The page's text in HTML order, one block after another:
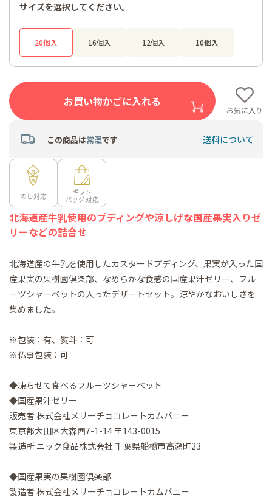
サイズを選択してください。
20個入 16個入 12個入 10個入
お買い物かごに入れる
お気に入り
この商品は常温です 送料について
北海道産牛乳使用のプディングや涼しげな国産果実入りゼ
リーなどの詰合せ
北海道産の牛乳を使用したカスタードプディング、果実が入った国
産果実の果樹園倶楽部、なめらかな食感の国産果汁ゼリー、フル
ーツシャーベットの入ったデザートセット。涼やかなおいしさを
集めました。
※包装：有、熨斗：可
※仏事包装：可
◆凍らせて食べるフルーツシャーベット
◆国産果汁ゼリー
販売者 株式会社メリーチョコレートカムパニー
東京都大田区大森西7-1-14 〒143-0015
製造所 ニック食品株式会社 千葉県船橋市高瀬町23
◆国産果実の果樹園倶楽部
製造者 株式会社メリーチョコレートカムパニー